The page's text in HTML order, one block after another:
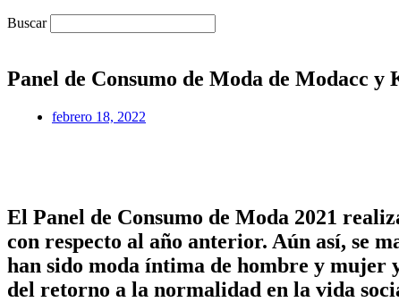
Buscar
Panel de Consumo de Moda de Modacc y
febrero 18, 2022
El Panel de Consumo de Moda 2021
con respecto al año anterior. Aún así, se
han sido moda íntima de hombre y mujer
del retorno a la normalidad en la vida